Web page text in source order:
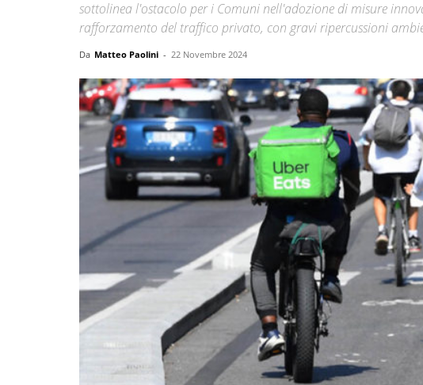
sottolinea l'ostacolo per i Comuni nell'adozione di misure
rafforzamento del traffico privato, con gravi ripercussioni
Da Matteo Paolini - 22 Novembre 2024